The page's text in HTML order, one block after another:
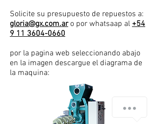
Solicite su presupuesto de repuestos a:
gloria@gx.com.ar o por whatsaap al +54
9 11 3604-0660
por la pagina web seleccionando abajo
en la imagen descargue el diagrama de
la maquina: